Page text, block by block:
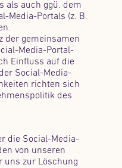
als auch ggü. dem
Media-Portals (z. B.
der gemeinsamen
Media-Portal-
Einfluss auf die
Social-Media-
richten sich
des
die Social-Media-
von unseren
uns zur Löschung